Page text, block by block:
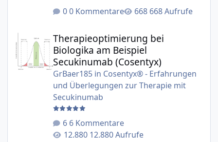
0 Kommentare
668 Aufrufe
Therapieoptimierung bei Biologika am Beispiel
Therapieoptimierung bei
Biologika am Beispiel
Secukinumab (Cosentyx)
GrBaer185in Cosentyx® - Erfahrungen
und Überlegungen zur Therapie mit
Secukinumab
6 Kommentare
12.880 Aufrufe